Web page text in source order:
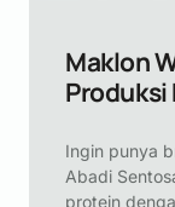
Maklon
Ingin punya
Abadi
protein